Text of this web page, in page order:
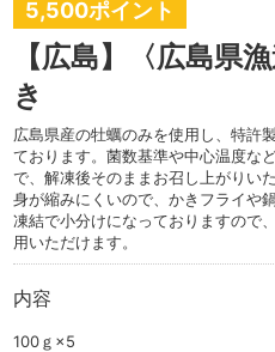
5,500ポイント
【広島】〈広島県
き
広島県産の牡蠣のみを使用し、特許
ております。菌数基準や中心温度な
で、解凍後そのままお召し上がりい
身が縮みにくいので、かきフライや
凍結で小分けになっておりますので
用いただけます。
内容
100ｇ×5